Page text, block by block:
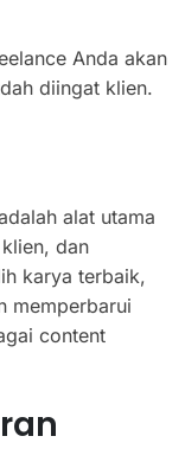
Anda akan
diingat klien.
alat utama
dan
karya terbaik,
memperbarui
content